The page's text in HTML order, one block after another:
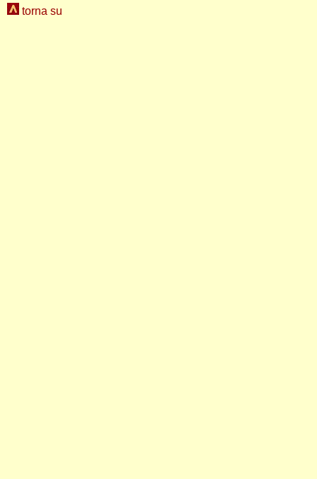
torna su